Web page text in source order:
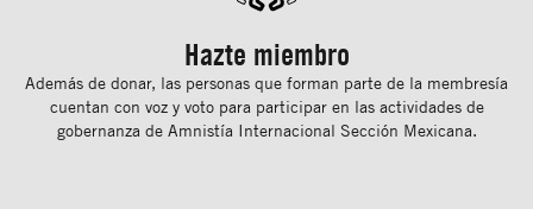
Hazte miembro
Además de donar, las personas que forman parte de la membresía
cuentan con voz y voto para participar en las actividades de
gobernanza de Amnistía Internacional Sección Mexicana.